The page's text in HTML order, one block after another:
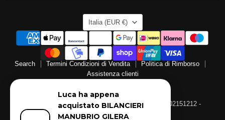
Luca ha appena
acquistato BILANCIERI
MANUBRIO GILERA
NAZIONE
Italia (EUR €)
Search Termini Condizioni di Vendita
Politica di Rimborso
Assistenza clienti
RS RICAMBI di Senese Mario Rosario P.IVA: 09402151212 -